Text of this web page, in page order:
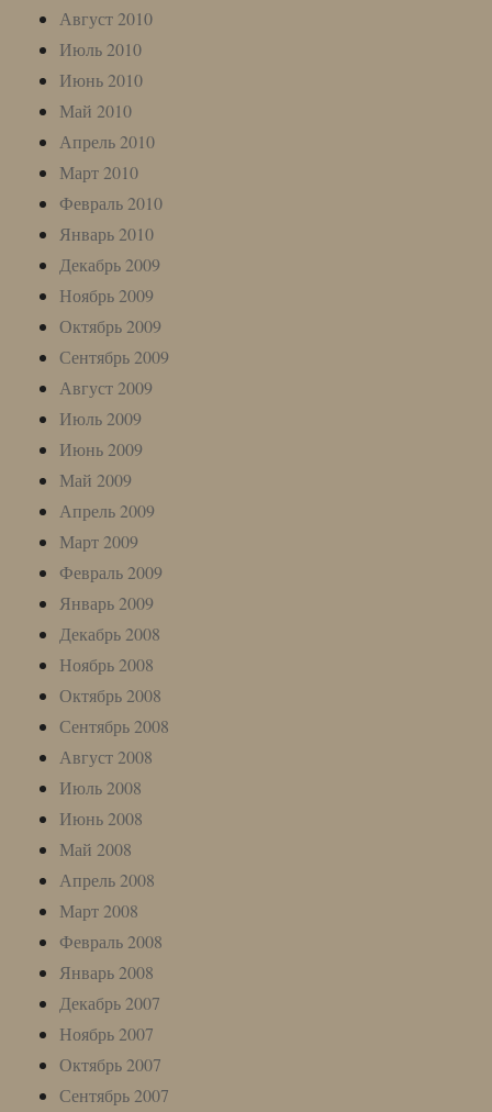
Август 2010
Июль 2010
Июнь 2010
Май 2010
Апрель 2010
Март 2010
Февраль 2010
Январь 2010
Декабрь 2009
Ноябрь 2009
Октябрь 2009
Сентябрь 2009
Август 2009
Июль 2009
Июнь 2009
Май 2009
Апрель 2009
Март 2009
Февраль 2009
Январь 2009
Декабрь 2008
Ноябрь 2008
Октябрь 2008
Сентябрь 2008
Август 2008
Июль 2008
Июнь 2008
Май 2008
Апрель 2008
Март 2008
Февраль 2008
Январь 2008
Декабрь 2007
Ноябрь 2007
Октябрь 2007
Сентябрь 2007